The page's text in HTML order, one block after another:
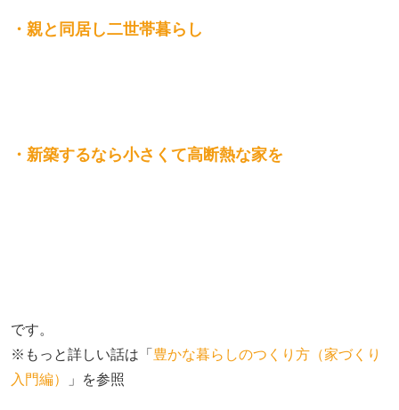
・親と同居し二世帯暮らし
・新築するなら小さくて高断熱な家を
です。
※もっと詳しい話は「 豊かな暮らしのつくり方（家づくり
入門編）
」を参照